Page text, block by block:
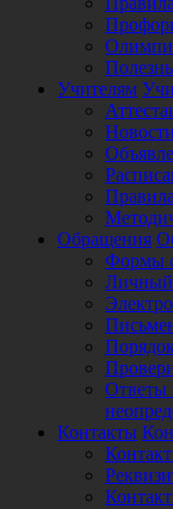
Учителям
Новости
Обращения
Формы
Ответы
Контакты